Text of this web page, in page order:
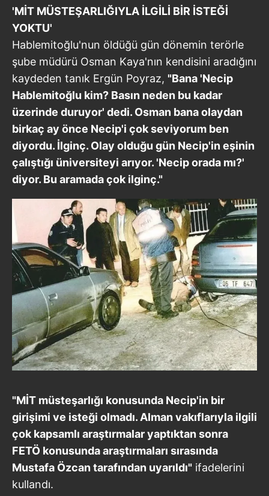
'MİT MÜSTEŞARLIĞIYLA İLGİLİ BİR İSTEĞİ
YOKTU'
Hablemitoğlu'nun öldüğü gün dönemin terörle
şube müdürü Osman Kaya'nın kendisini aradığını
kaydeden tanık Ergün Poyraz, "Bana 'Necip
Hablemitoğlu kim? Basın neden bu kadar
üzerinde duruyor' dedi. Osman bana olaydan
birkaç ay önce Necip'i çok seviyorum ben
diyordu. İlginç. Olay olduğu gün Necip'in eşinin
çalıştığı üniversiteyi arıyor. 'Necip orada mı?'
diyor. Bu aramada çok ilginç."
"MİT müsteşarlığı konusunda Necip'in bir
girişimi ve isteği olmadı. Alman vakıflarıyla ilgili
çok kapsamlı araştırmalar yaptıktan sonra
FETÖ konusunda araştırmaları sırasında
Mustafa Özcan tarafından uyarıldı" ifadelerini
kullandı.